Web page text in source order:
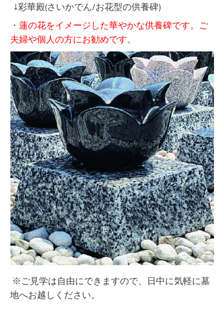
↓彩華殿(さいかでん/お花型の供養碑)
・蓮の花をイメージした華やかな供養碑です。ご
夫婦や個人の方にお勧めです。
※ご見学は自由にできますので、日中に気軽に墓
地へお越しください。